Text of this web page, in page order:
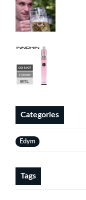
Categories
Edym
Tags